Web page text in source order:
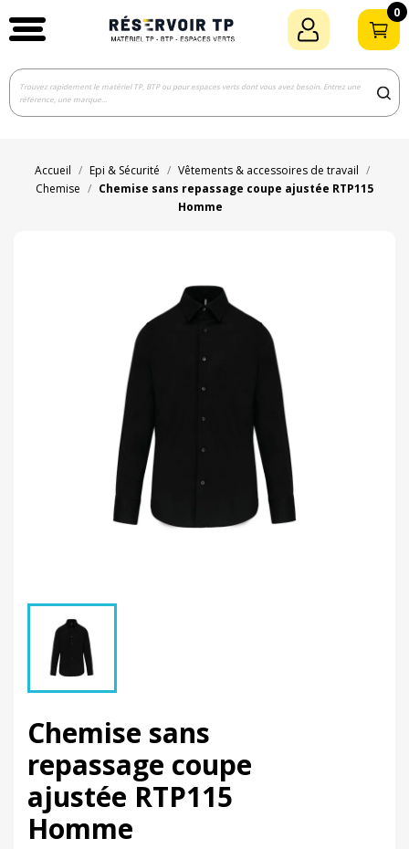
0
Accueil Epi & Sécurité
Vêtements & accessoires de travail
Chemise
Chemise sans repassage coupe ajustée RTP115
Homme
Chemise sans
repassage coupe
ajustée RTP115
Homme